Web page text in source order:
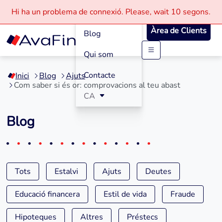
Saltar
contingut
Hi ha un problema de connexió. Please, wait 10 segons.
Blog
Qui som
Contacte
CA
Àrea de Clients
Inici Blog
Ajuts
Com saber si és or: comprovacions al teu abast
Blog
Tots Estalvi Ajuts Deutes
Educació financera Estil de vida Fraude
Hipoteques Altres Préstecs